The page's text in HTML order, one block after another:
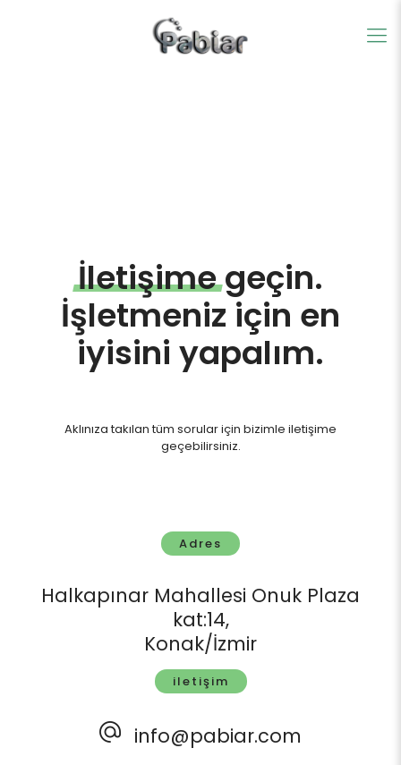
İletişimegeçin.
İşletmeniz için en
iyisini yapalım.
Aklınıza takılan tüm sorular için bizimle iletişime
geçebilirsiniz.
Adres
Halkapınar Mahallesi Onuk Plaza
kat:14,
Konak/İzmir
iletişim
info@pabiar.com